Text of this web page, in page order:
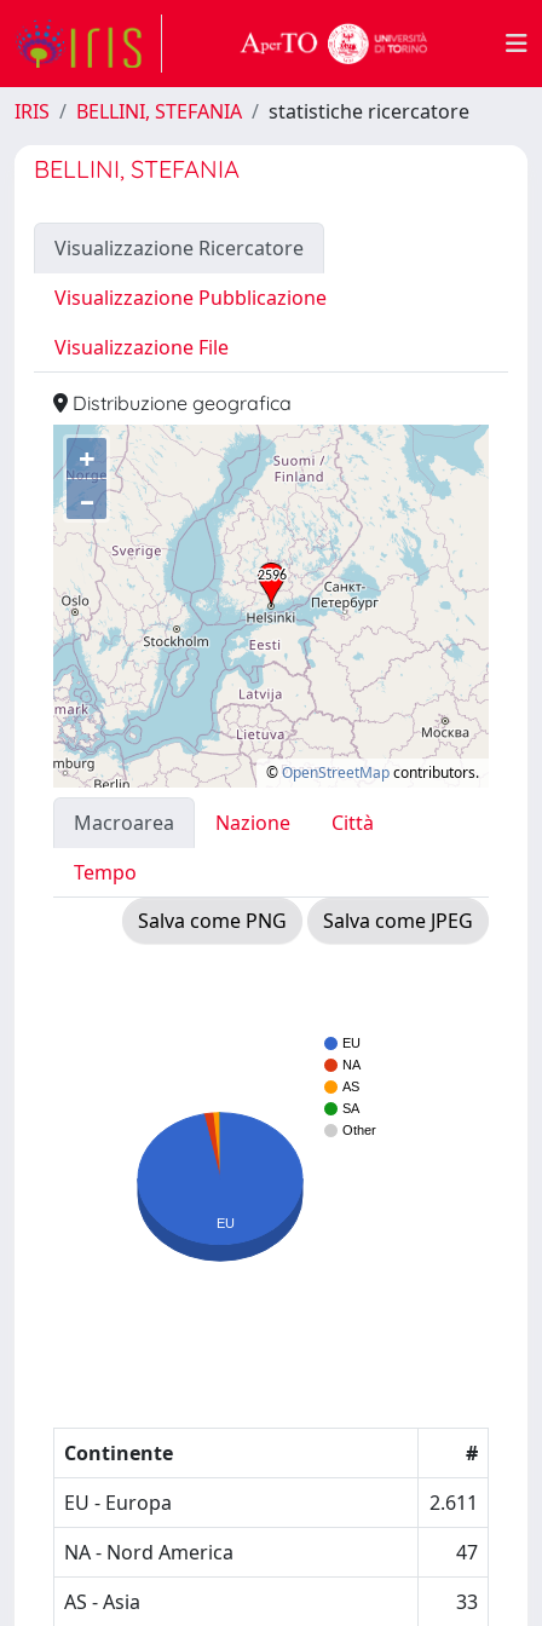
IRIS BELLINI, STEFANIA statistiche ricercatore
BELLINI, STEFANIA
Visualizzazione Ricercatore
Visualizzazione Pubblicazione
Visualizzazione File
Distribuzione geografica
+
–
©OpenStreetMapcontributors.
Macroarea Nazione
Città
Tempo
Salva come PNG
Salva come JPEG
EU
NA
AS
SA
Other
EU
Continente
#
EU - Europa
2.611
NA - Nord America
47
AS - Asia
33